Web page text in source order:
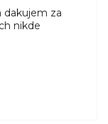
dakujem za
nikde